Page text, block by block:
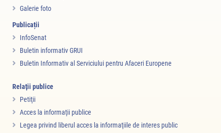
Galerie foto
Publicații
InfoSenat
Buletin informativ GRUI
Buletin Informativ al Serviciului pentru Afaceri Europene
Relaţii publice
Petiţii
Acces la informaţii publice
Legea privind liberul acces la informaţiile de interes public